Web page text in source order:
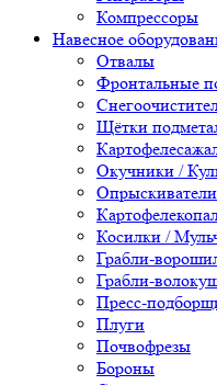
Компрессоры
Навесное
Отвалы
Фронтальные
Щётки
Окучники /
Косилки /
Грабли-
Грабли-
Пресс-
Плуги
Почвофрезы
Бороны